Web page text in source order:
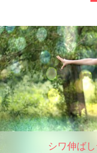
シワ伸ば